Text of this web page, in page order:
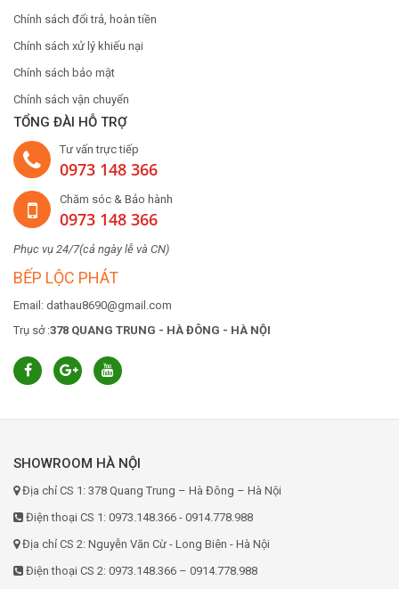
Chính sách đổi trả, hoàn tiền
Chính sách xử lý khiếu nại
Chính sách bảo mật
Chính sách vận chuyển
TỔNG ĐÀI HỖ TRỢ
Tư vấn trực tiếp
0973 148 366
Chăm sóc & Bảo hành
0973 148 366
Phục vụ 24/7(cả ngày lễ và CN)
BẾP LỘC PHÁT
Email: dathau8690@gmail.com
Trụ sở :378 QUANG TRUNG - HÀ ĐÔNG - HÀ NỘI
SHOWROOM HÀ NỘI
Địa chỉ CS 1: 378 Quang Trung – Hà Đông – Hà Nội
Điện thoại CS 1: 0973.148.366 - 0914.778.988
Địa chỉ CS 2: Nguyễn Văn Cừ - Long Biên - Hà Nội
Điện thoại CS 2: 0973.148.366 – 0914.778.988